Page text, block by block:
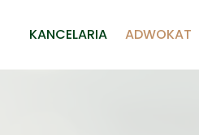
KANCELARIA ADWOKAT